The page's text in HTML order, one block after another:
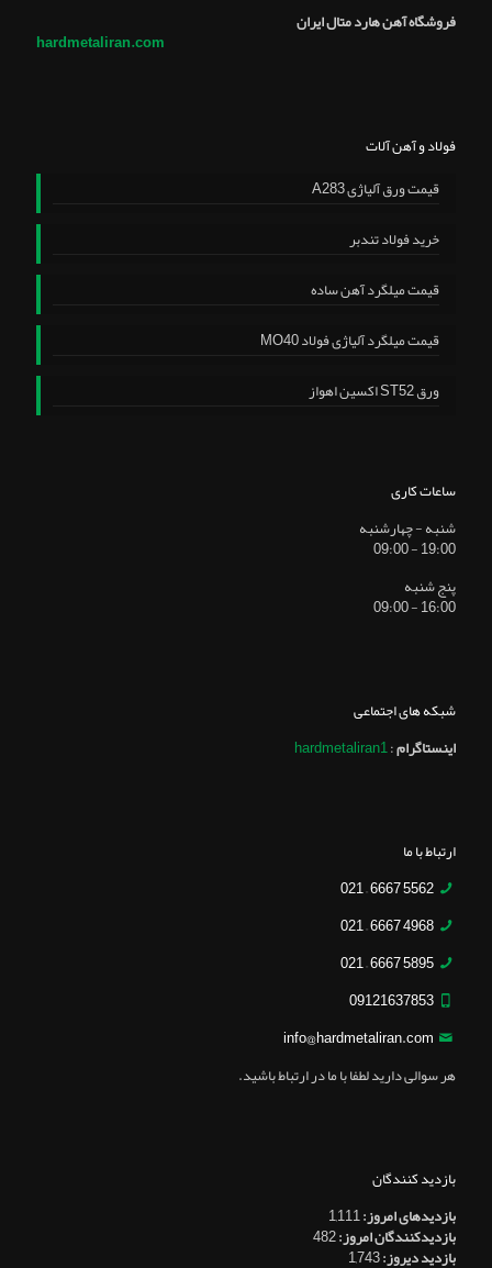
فروشگاه آهن هارد متال ایران
hardmetaliran.com
فولاد و آهن آلات
قیمت ورق آلیاژی A283
خرید فولاد تندبر
قیمت میلگرد آهن ساده
قیمت میلگرد آلیاژی فولاد MO40
ورق ST52 اکسین اهواز
ساعات کاری
شنبه - چهارشنبه
19:00 - 09:00
پنج شنبه
16:00 - 09:00
شبکه های اجتماعی
اینستاگرام:
hardmetaliran1
ارتباط با ما
5562 6667 – 021
4968 6667 – 021
5895 6667 – 021
09121637853
info@hardmetaliran.com
هر سوالی دارید لطفا با ما در ارتباط باشید.
بازدید کنندگان
بازدیدهای امروز:1,111
بازدیدکنندگان امروز:482
بازدید دیروز:1,743